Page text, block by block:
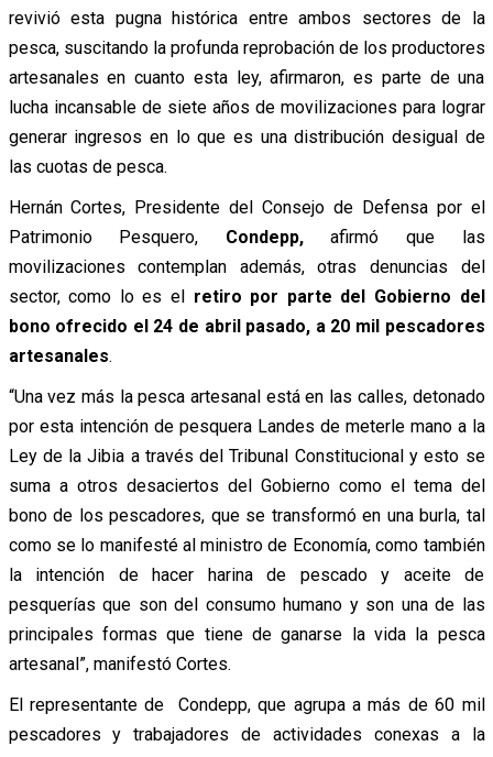
revivió esta pugna histórica entre ambos sectores de la
pesca, suscitando la profunda reprobación de los productores
artesanales en cuanto esta ley, afirmaron, es parte de una
lucha incansable de siete años de movilizaciones para lograr
generar ingresos en lo que es una distribución desigual de
las cuotas de pesca.
Hernán Cortes, Presidente del Consejo de Defensa por el
Patrimonio Pesquero, Condepp,afirmó que las
movilizaciones contemplan además, otras denuncias del
sector, como lo es elretiro por parte del Gobierno del
bono ofrecido el 24 de abril pasado, a 20 mil pescadores
artesanales.
“Una vez más la pesca artesanal está en las calles, detonado
por esta intención de pesquera Landes de meterle mano a la
Ley de la Jibia a través del Tribunal Constitucional y esto se
suma a otros desaciertos del Gobierno como el tema del
bono de los pescadores, que se transformó en una burla, tal
como se lo manifesté al ministro de Economía, como también
la intención de hacer harina de pescado y aceite de
pesquerías que son del consumo humano y son una de las
principales formas que tiene de ganarse la vida la pesca
artesanal”, manifestó Cortes.
El representante de Condepp, que agrupa a más de 60 mil
pescadores y trabajadores de actividades conexas a la